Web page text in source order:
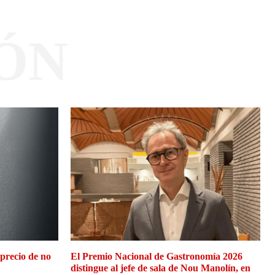
de no
El Premio Nacional de Gastronomía 2026
distingue al jefe de sala de Nou Manolín, en